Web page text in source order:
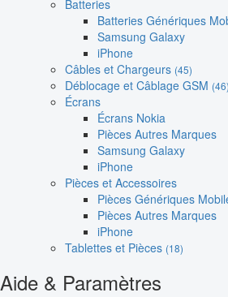
Batteries
Batteries Génériques
Samsung Galaxy
iPhone
Câbles et Chargeurs (45)
Déblocage et Câblage GSM (46)
Écrans
Écrans Nokia
Pièces Autres Marques
Samsung Galaxy
iPhone
Pièces et Accessoires
Pièces Génériques
Pièces Autres Marques
iPhone
Tablettes et Pièces (18)
Aide & Paramètres